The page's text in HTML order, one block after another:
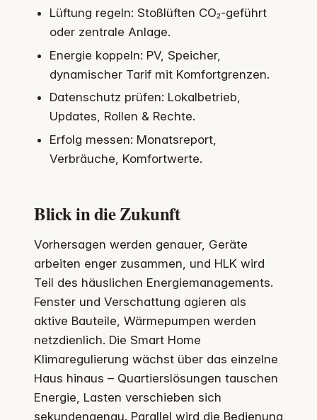
Lüftung regeln: Stoßlüften CO₂-geführt
oder zentrale Anlage.
Energie koppeln: PV, Speicher,
dynamischer Tarif mit Komfortgrenzen.
Datenschutz prüfen: Lokalbetrieb,
Updates, Rollen & Rechte.
Erfolg messen: Monatsreport,
Verbräuche, Komfortwerte.
Blick in die Zukunft
Vorhersagen werden genauer, Geräte
arbeiten enger zusammen, und HLK wird
Teil des häuslichen Energiemanagements.
Fenster und Verschattung agieren als
aktive Bauteile, Wärmepumpen werden
netzdienlich. Die Smart Home
Klimaregulierung wächst über das einzelne
Haus hinaus – Quartierslösungen tauschen
Energie, Lasten verschieben sich
sekundengenau. Parallel wird die Bedienung